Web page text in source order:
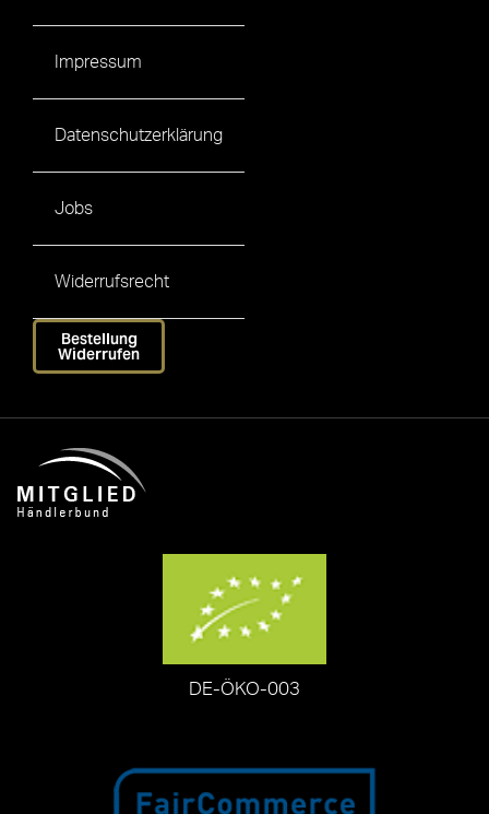
Impressum
Datenschutzerklärung
Jobs
Widerrufsrecht
Bestellung
Widerrufen
DE-ÖKO-003